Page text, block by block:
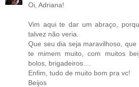
Oi, Adriana!
Vim aqui te dar um abraço,
talvez não veria.
Que seu dia seja maravilhoso,
te mimem muito, com muitos
bolos, brigadeiros....
Enfim, tudo de muito bom pra vc!
Beijos